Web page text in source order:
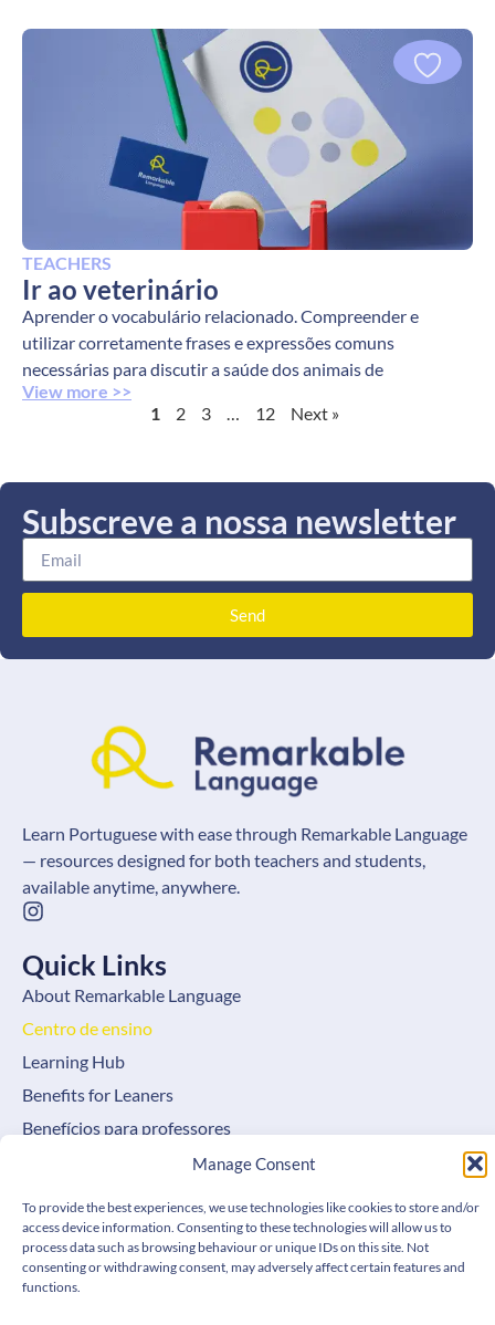
Manage Consent
To provide the best experiences, we use technologies like cookies to store and/or
access device information. Consenting to these technologies will allow us to
process data such as browsing behaviour or unique IDs on this site. Not
consenting or withdrawing consent, may adversely affect certain features and
functions.
TEACHERS
Ir ao veterinário
Aprender o vocabulário relacionado. Compreender e
utilizar corretamente frases e expressões comuns
necessárias para discutir a saúde dos animais de
View more >>
1
2 3 … 12 Next »
Subscreve a nossa newsletter
Send
Learn Portuguese with ease through Remarkable Language
— resources designed for both teachers and students,
available anytime, anywhere.
Quick Links
About Remarkable Language
Centro de ensino
Learning Hub
Benefits for Leaners
Benefícios para professores
Cookie Policy (EU)
Get In Touch